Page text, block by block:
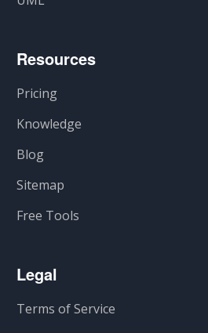
Resources
Pricing
Knowledge
Blog
Sitemap
Free Tools
Legal
Terms of Service